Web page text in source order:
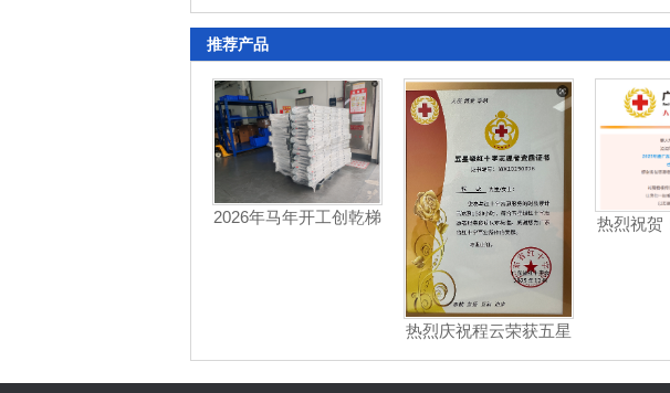
推荐产品
2026年马年开工创乾梯
热烈庆祝程云荣获五星
热烈祝贺